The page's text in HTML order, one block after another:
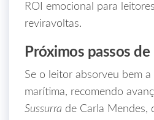
ROI emocional para
reviravoltas.
Próximos passos
Se o leitor absorveu bem a
marítima, recomendo
Sussurra de Carla Mendes,